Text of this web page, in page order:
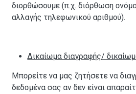
διορθώσουμε (π.χ. διόρθωση
αλλαγής τηλεφωνικού αριθμού).
Δικαίωμα διαγραφής/
Μπορείτε να μας ζητήσετε να
δεδομένα σας αν δεν είναι